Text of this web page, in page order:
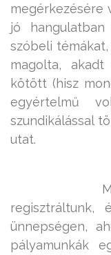
megérkezésére
jó
szóbeli
magolta,
kötött (hisz
egyértelmű
szundikálással
utat.
ünnepségen,
pályamunkák